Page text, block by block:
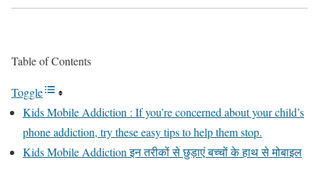
Table of Contents
Toggle
Kids Mobile Addiction : If you’re concerned about your child’s
phone addiction, try these easy tips to help them stop.
Kids Mobile Addiction इन तरीकों से छुड़ाएं बच्चों के हाथ से मोबाइल